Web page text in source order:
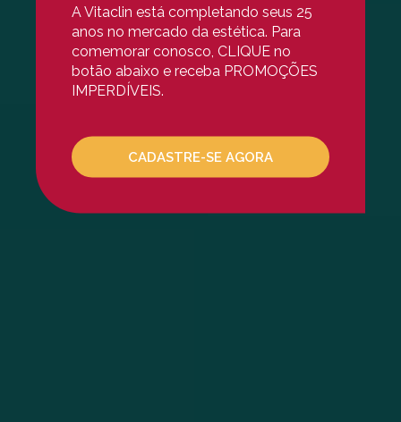
Laser Inlift IntraOral®
Limpeza De Pele Por
Luz Pulsada
MD Codes
Mesoterapia Facial
Microagulhamento
NCTF
A Vitaclin está completando seus 25
anos no mercado da estética. Para
comemorar conosco, CLIQUE no
botão abaixo e receba PROMOÇÕES
IMPERDÍVEIS.
CADASTRE-SE AGORA